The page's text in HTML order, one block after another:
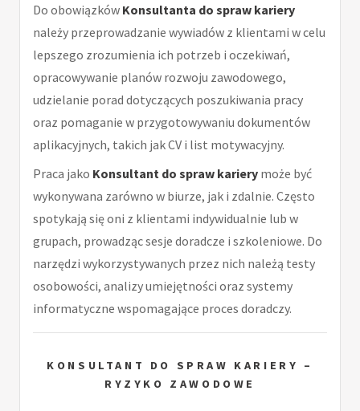
Do obowiązków Konsultanta do spraw kariery
należy przeprowadzanie wywiadów z klientami w celu
lepszego zrozumienia ich potrzeb i oczekiwań,
opracowywanie planów rozwoju zawodowego,
udzielanie porad dotyczących poszukiwania pracy
oraz pomaganie w przygotowywaniu dokumentów
aplikacyjnych, takich jak CV i list motywacyjny.
Praca jako Konsultant do spraw kariery może być
wykonywana zarówno w biurze, jak i zdalnie. Często
spotykają się oni z klientami indywidualnie lub w
grupach, prowadząc sesje doradcze i szkoleniowe. Do
narzędzi wykorzystywanych przez nich należą testy
osobowości, analizy umiejętności oraz systemy
informatyczne wspomagające proces doradczy.
KONSULTANT DO SPRAW KARIERY –
RYZYKO ZAWODOWE